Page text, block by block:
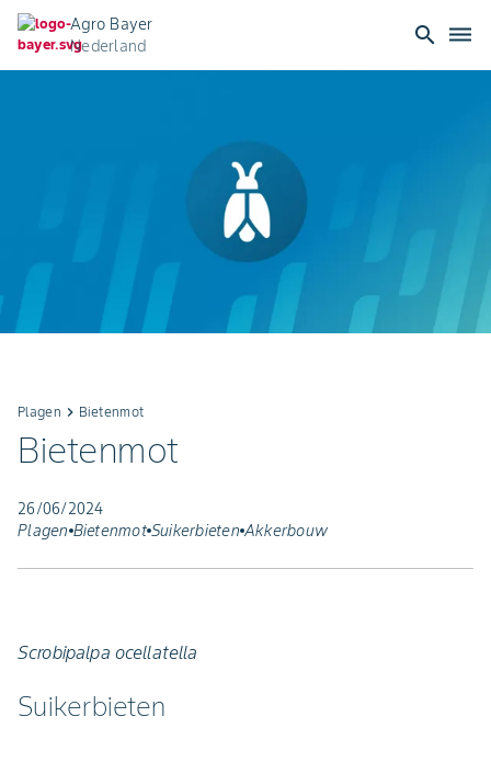
Agro Bayer
Nederland
search dehaze
Plagen keyboard_arrow_right Bietenmot
Bietenmot
26/06/2024
Plagen Bietenmot Suikerbieten Akkerbouw
Scrobipalpa ocellatella
Suikerbieten